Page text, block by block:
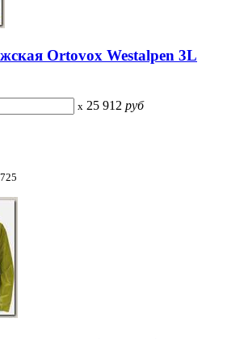
Ortovox Westalpen 3L
x 25 912 руб